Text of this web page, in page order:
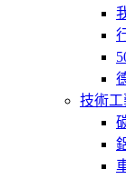
技術工